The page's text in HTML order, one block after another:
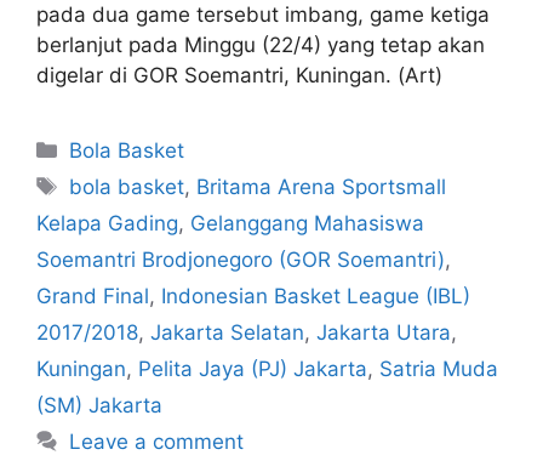
pada dua game tersebut imbang, game ketiga
berlanjut pada Minggu (22/4) yang tetap akan
digelar di GOR Soemantri, Kuningan. (Art)
Bola Basket
bola basket, Britama Arena Sportsmall
Kelapa Gading, Gelanggang Mahasiswa
Soemantri Brodjonegoro (GOR Soemantri),
Grand Final, Indonesian Basket League (IBL)
2017/2018, Jakarta Selatan, Jakarta Utara,
Kuningan, Pelita Jaya (PJ) Jakarta, Satria Muda
(SM) Jakarta
Leave a comment